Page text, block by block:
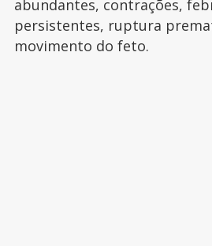
abundantes, contrações,
persistentes, ruptura
movimento do feto.